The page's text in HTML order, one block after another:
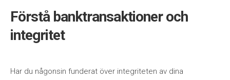
Förstå banktransaktioner och
integritet
Har du någonsin funderat över integriteten av dina